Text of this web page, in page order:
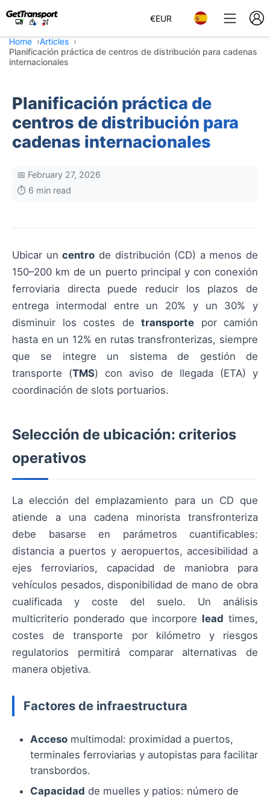
€EUR
Home
Articles
Planificación práctica de centros de distribución para cadenas
internacionales
Planificación práctica de
centros de distribución para
cadenas internacionales
📅 February 27, 2026
⏱️ 6 min read
Ubicar uncentro de distribución (CD) a menos de
150–200 km de un puerto principal y con conexión
ferroviaria directa puede reducir los plazos de
entrega intermodal entre un 20% y un 30% y
disminuir los costes de transporte por camión
hasta en un 12% en rutas transfronterizas, siempre
que se integre un sistema de gestión de
transporte (TMS) con aviso de llegada (ETA) y
coordinación de slots portuarios.
Selección de ubicación: criterios
operativos
La elección del emplazamiento para un CD que
atiende a una cadena minorista transfronteriza
debe basarse en parámetros cuantificables:
distancia a puertos y aeropuertos, accesibilidad a
ejes ferroviarios, capacidad de maniobra para
vehículos pesados, disponibilidad de mano de obra
cualificada y coste del suelo. Un análisis
multicriterio ponderado que incorpore lead times,
costes de transporte por kilómetro y riesgos
regulatorios permitirá comparar alternativas de
manera objetiva.
Factores de infraestructura
Acceso multimodal: proximidad a puertos,
terminales ferroviarias y autopistas para facilitar
transbordos.
Capacidad de muelles y patios: número de